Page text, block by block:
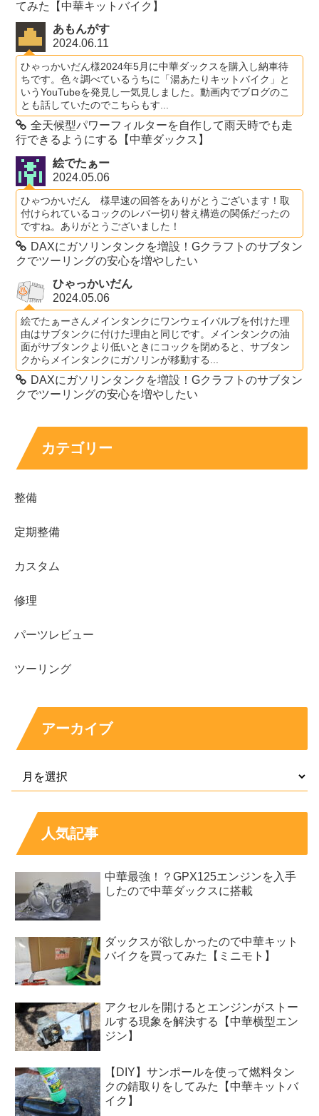
てみた【中華キットバイク】
あもんがす
2024.06.11
ひゃっかいだん様2024年5月に中華ダックスを購入し納車待
ちです。色々調べているうちに「湯あたりキットバイク」と
いうYouTubeを発見し一気見しました。動画内でブログのこ
とも話していたのでこちらもす...
全天候型パワーフィルターを自作して雨天時でも走
行できるようにする【中華ダックス】
絵でたぁー
2024.05.06
ひゃつかいだん 様早速の回答をありがとうございます！取
付けられているコックのレバー切り替え構造の関係だったの
ですね。ありがとうございました！
DAXにガソリンタンクを増設！Gクラフトのサブタン
クでツーリングの安心を増やしたい
ひゃっかいだん
2024.05.06
絵でたぁーさんメインタンクにワンウェイバルブを付けた理
由はサブタンクに付けた理由と同じです。メインタンクの油
面がサブタンクより低いときにコックを閉めると、サブタン
クからメインタンクにガソリンが移動する...
DAXにガソリンタンクを増設！Gクラフトのサブタン
クでツーリングの安心を増やしたい
カテゴリー
整備
定期整備
カスタム
修理
パーツレビュー
ツーリング
アーカイブ
人気記事
中華最強！？GPX125エンジンを入手
したので中華ダックスに搭載
ダックスが欲しかったので中華キット
バイクを買ってみた【ミニモト】
アクセルを開けるとエンジンがストー
ルする現象を解決する【中華横型エン
ジン】
【DIY】サンポールを使って燃料タン
クの錆取りをしてみた【中華キットバ
イク】